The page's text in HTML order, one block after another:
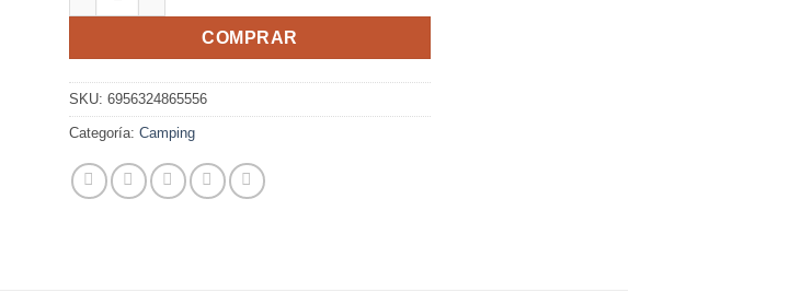
COMPRAR
SKU: 6956324865556
Categoría: Camping